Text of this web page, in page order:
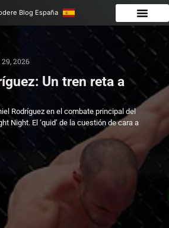
Blog España
Un tren reta a
2026
Rodríguez en el combate principal del
Night. El ‘quid’ de la cuestión de cara a